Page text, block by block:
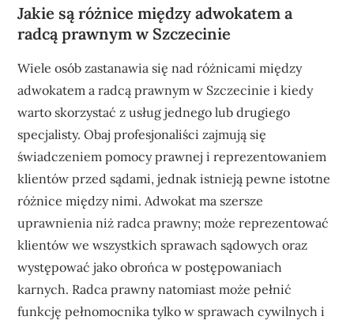
Jakie są różnice między adwokatem a
radcą prawnym w Szczecinie
Wiele osób zastanawia się nad różnicami między
adwokatem a radcą prawnym w Szczecinie i kiedy
warto skorzystać z usług jednego lub drugiego
specjalisty. Obaj profesjonaliści zajmują się
świadczeniem pomocy prawnej i reprezentowaniem
klientów przed sądami, jednak istnieją pewne istotne
różnice między nimi. Adwokat ma szersze
uprawnienia niż radca prawny; może reprezentować
klientów we wszystkich sprawach sądowych oraz
występować jako obrońca w postępowaniach
karnych. Radca prawny natomiast może pełnić
funkcję pełnomocnika tylko w sprawach cywilnych i